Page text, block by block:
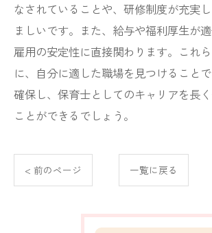
なされていることや、研修制度が充実
ましいです。また、給与や福利厚生が適
雇用の安定性に直接関わります。これ
に、自分に適した職場を見つけること
確保し、保育士としてのキャリアを長
ことができるでしょう。
< 前のページ 一覧に戻る